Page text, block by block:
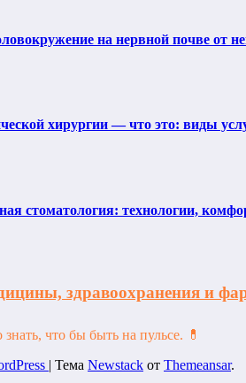
на нервной почве от
хирургии — что это: виды
стоматология: технологии,
здравоохранения
что бы быть на пульсе. 💊
| Тема Newstack от Themeansar.